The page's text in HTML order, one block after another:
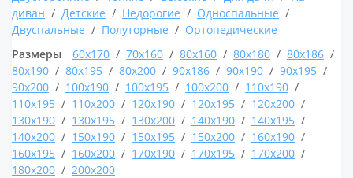
диван
Детские Недорогие
Односпальные
Двуспальные
Полуторные
Ортопедические
Размеры
60x170 70x160 80x160 80x180
80x186
80x190
80x195 80x200 90x186 90x190
90x195
90x200
100x190 100x195 100x200
110x190
110x195
110x200 120x190 120x195
120x200
130x190
130x195 130x200 140x190
140x195
140x200
150x190 150x195 150x200
160x190
160x195
160x200 170x190 170x195
170x200
180x200
200x200